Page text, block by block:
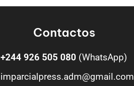
Contactos
+244 926 505 080 (WhatsApp)
imparcialpress.adm@gmail.com